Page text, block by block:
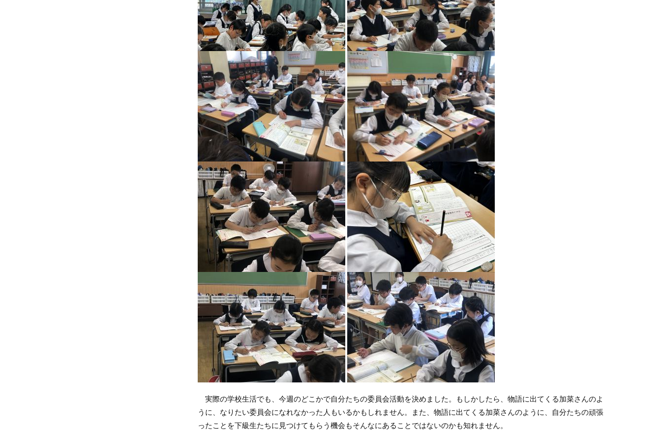
実際の学校生活でも、今週のどこかで自分たちの委員会活動を決めました。もしかしたら、物語に出てくる加菜さんのよ
うに、なりたい委員会になれなかった人もいるかもしれません。また、物語に出てくる加菜さんのように、自分たちの頑張
ったことを下級生たちに見つけてもらう機会もそんなにあることではないのかも知れません。